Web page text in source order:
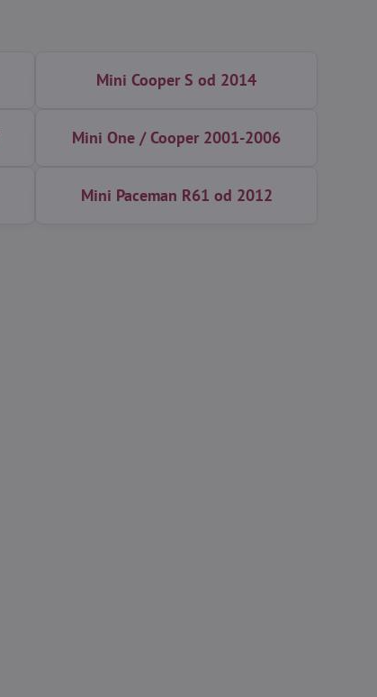
Mini Cooper S od 2014
Mini One / Cooper 2001-2006
Mini Paceman R61 od 2012